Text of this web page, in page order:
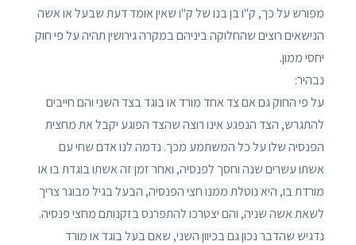
מפורש על כך, ק"ו בן בנו של ק"ו שאין אומד דעת שבעל או אשה
הנישאים רוצים שהחלוקה ביניהם במקרה גירושין תהיה על פי חוק
יחסי ממון.
נבהיר:
על פי החוק גם אם צד אחד מורד או בוגד בצד השני והם חייבים
להתגרש, הצד הנפגע אינו רוצה שהצד הפוגע יקבל את מחצית
הפנסיה שלו על כל המשתמע מכך. נדמה לנו אדם שחי עם
אשתו עשרים שנה וחסך לפנסיה, ואחר זמן זה אשתו בוגדת בו או
מורדת בו, היא נוטלת ממנו חצי הפנסיה, הבעל בגיל מבוגר צריך
לשאת אשה שניה, והם יצטרכו להתפרנס בזקנותם מחצי פנסיה.
נדגיש שהדבר נכון גם בכיוון השני, שאם בעל בוגד או מורד